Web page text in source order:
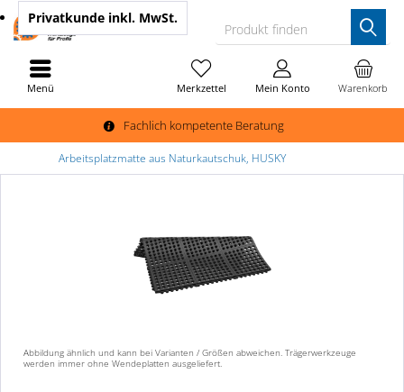
Fachlich kompetente Beratung
Produkt finden
Warenkorb
Merkzettel Mein Konto
Privatkunde inkl. MwSt.
Menü
Arbeitsplatzmatte aus Naturkautschuk, HUSKY
Abbildung ähnlich und kann bei Varianten / Größen abweichen. Trägerwerkzeuge
werden immer ohne Wendeplatten ausgeliefert.